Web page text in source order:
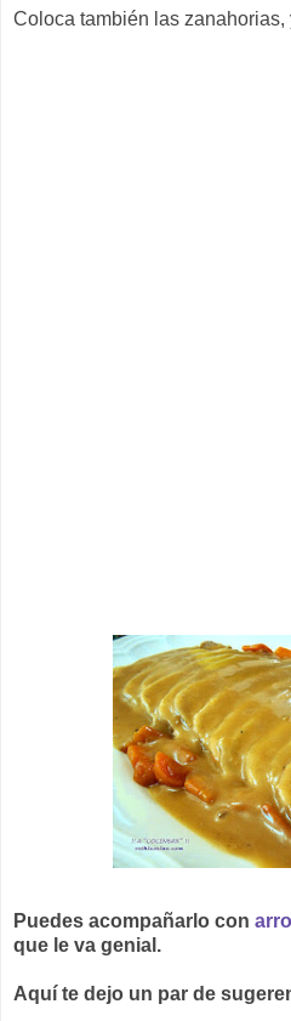
Coloca también las zanahorias,
Puedes acompañarlo con
que le va genial.
Aquí te dejo un par de